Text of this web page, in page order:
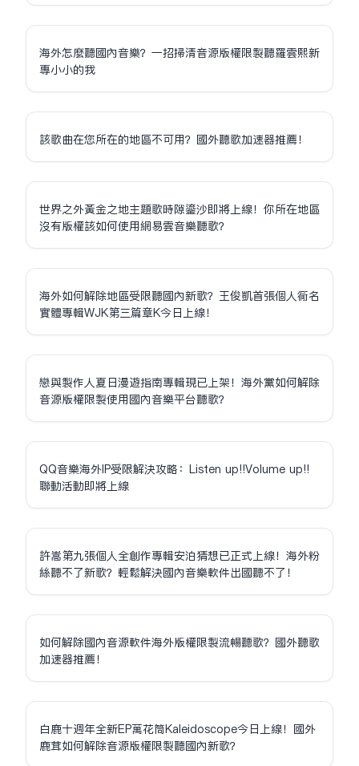
海外怎麼聽國內音樂？一招掃清音源版權限制聽羅雲熙新
專小小的我
該歌曲在您所在的地區不可用？國外聽歌加速器推薦！
世界之外黃金之地主題歌時隙鎏沙即將上線！你所在地區
沒有版權該如何使用網易雲音樂聽歌？
海外如何解除地區受限聽國內新歌？王俊凱首張個人同名
實體專輯WJK第三篇章K今日上線！
戀與製作人夏日漫遊指南專輯現已上架！海外黨如何解除
音源版權限制使用國內音樂平台聽歌？
QQ音樂海外IP受限解決攻略：Listen up!!Volume up!!
聯動活動即將上線
許嵩第九張個人全創作專輯安泊猜想已正式上線！海外粉
絲聽不了新歌？輕鬆解決國內音樂軟件出國聽不了！
如何解除國內音源軟件海外版權限制流暢聽歌？國外聽歌
加速器推薦！
白鹿十週年全新EP萬花筒Kaleidoscope今日上線！國外
鹿茸如何解除音源版權限制聽國內新歌？